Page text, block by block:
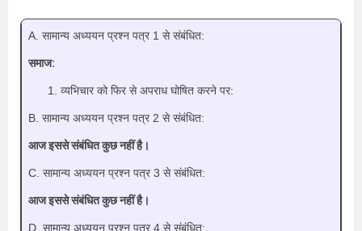
A. सामान्य अध्ययन प्रश्न पत्र 1 से संबंधित:
समाज:
व्यभिचार को फिर से अपराध घोषित करने पर:
B. सामान्य अध्ययन प्रश्न पत्र 2 से संबंधित:
आज इससे संबंधित कुछ नहीं है।
C. सामान्य अध्ययन प्रश्न पत्र 3 से संबंधित:
आज इससे संबंधित कुछ नहीं है।
D. सामान्य अध्ययन प्रश्न पत्र 4 से संबंधित: